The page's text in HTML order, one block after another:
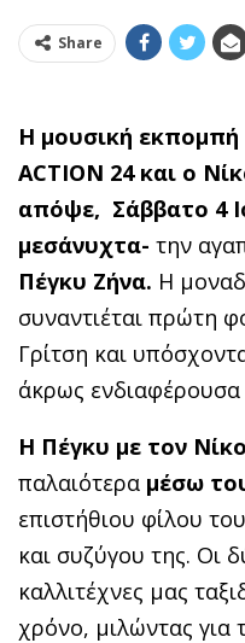
Share
Η μουσική
ACTION 24 και ο
απόψε, Σάββατο 4
μεσάνυχτα- την
Πέγκυ Ζήνα. Η
συναντιέται πρώτη
Γρίτση και
άκρως ενδιαφέρουσα
Η Πέγκυ με τον Νίκο
παλαιότερα μέσω
επιστήθιου φίλου
και συζύγου της. Οι
καλλιτέχνες μας
χρόνο, μιλώντας για